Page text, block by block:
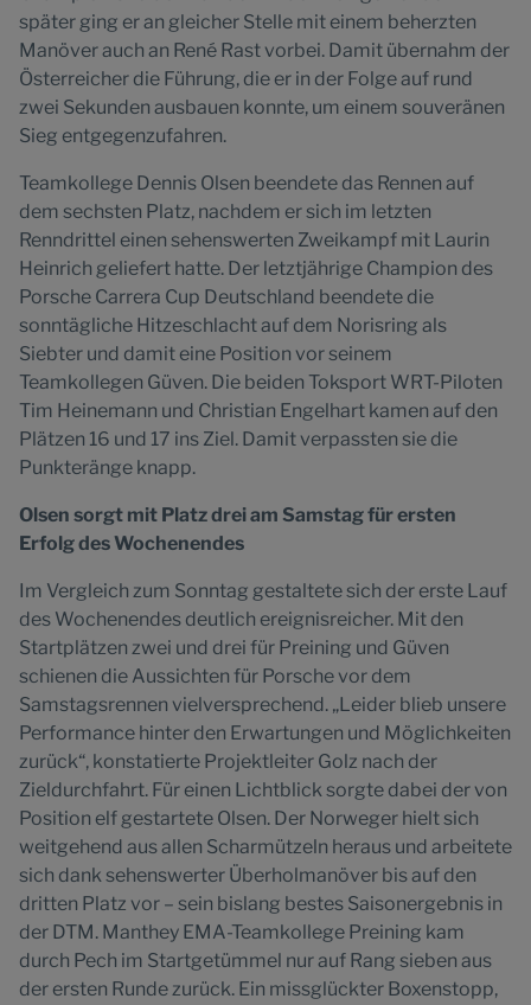
später ging er an gleicher Stelle mit einem beherzten
Manöver auch an René Rast vorbei. Damit übernahm der
Österreicher die Führung, die er in der Folge auf rund
zwei Sekunden ausbauen konnte, um einem souveränen
Sieg entgegenzufahren.
Teamkollege Dennis Olsen beendete das Rennen auf
dem sechsten Platz, nachdem er sich im letzten
Renndrittel einen sehenswerten Zweikampf mit Laurin
Heinrich geliefert hatte. Der letztjährige Champion des
Porsche Carrera Cup Deutschland beendete die
sonntägliche Hitzeschlacht auf dem Norisring als
Siebter und damit eine Position vor seinem
Teamkollegen Güven. Die beiden Toksport WRT-Piloten
Tim Heinemann und Christian Engelhart kamen auf den
Plätzen 16 und 17 ins Ziel. Damit verpassten sie die
Punkteränge knapp.
Olsen sorgt mit Platz drei am Samstag für ersten
Erfolg des Wochenendes
Im Vergleich zum Sonntag gestaltete sich der erste Lauf
des Wochenendes deutlich ereignisreicher. Mit den
Startplätzen zwei und drei für Preining und Güven
schienen die Aussichten für Porsche vor dem
Samstagsrennen vielversprechend. „Leider blieb unsere
Performance hinter den Erwartungen und Möglichkeiten
zurück“, konstatierte Projektleiter Golz nach der
Zieldurchfahrt. Für einen Lichtblick sorgte dabei der von
Position elf gestartete Olsen. Der Norweger hielt sich
weitgehend aus allen Scharmützeln heraus und arbeitete
sich dank sehenswerter Überholmanöver bis auf den
dritten Platz vor – sein bislang bestes Saisonergebnis in
der DTM. Manthey EMA-Teamkollege Preining kam
durch Pech im Startgetümmel nur auf Rang sieben aus
der ersten Runde zurück. Ein missglückter Boxenstopp,